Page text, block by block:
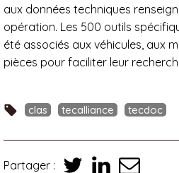
aux données techniques
opération. Les 500 outils
été associés aux véhicules, aux
pièces pour faciliter leur
clas tecalliance tecdoc
Partager :